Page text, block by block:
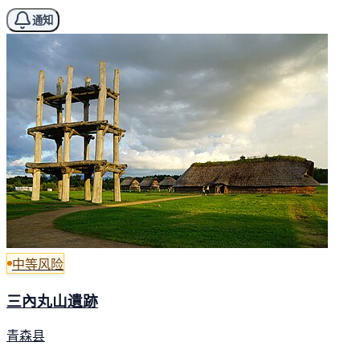
通知
中等风险
三內丸山遺跡
青森县